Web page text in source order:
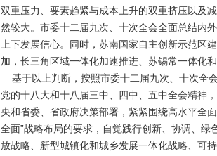
双重压力、要素趋紧与成本上升的双重挤压以及
然较大。市委十二届九次、十次全会全面总结内
上下发展信心。同时，苏南国家自主创新示范区
加，长三角区域一体化加速推进、苏锡常一体化
基于以上判断，按照市委十二届九次、十次全
党的十八大和十八届三中、四中、五中全会精神
央和省委、省政府决策部署，紧紧围绕高水平全
全面”战略布局的要求，自觉践行创新、协调、
放战略、新型城镇化和城乡发展一体化战略、可